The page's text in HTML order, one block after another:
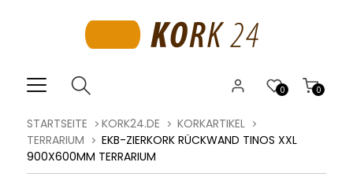
0
0
STARTSEITE KORK24.DE
KORKARTIKEL
TERRARIUM
EKB-ZIERKORK RÜCKWAND TINOS XXL
900X600MM TERRARIUM